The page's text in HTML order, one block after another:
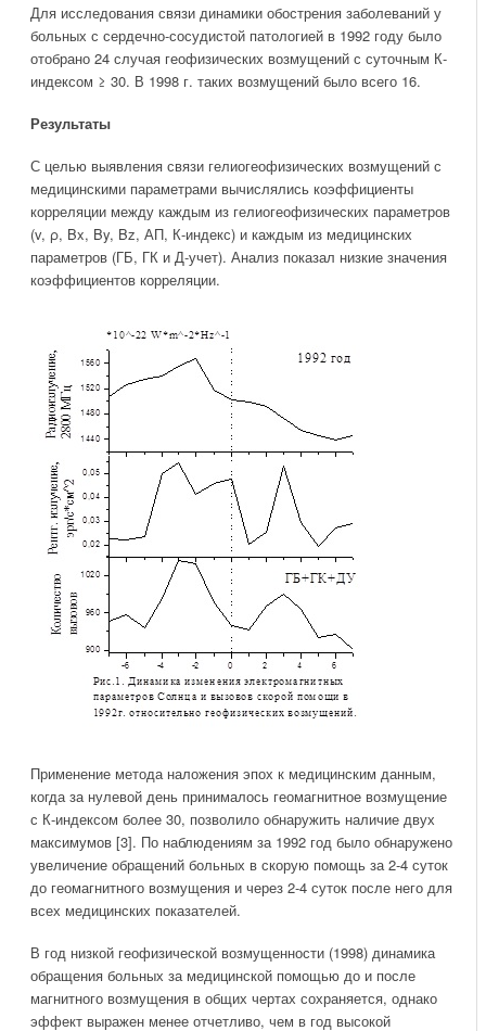
Для исследования связи динамики обострения заболеваний у
больных с сердечно-сосудистой патологией в 1992 году было
отобрано 24 случая геофизических возмущений с суточным К-
индексом ≥ 30. В 1998 г. таких возмущений было всего 16.
Результаты
С целью выявления связи гелиогеофизических возмущений с
медицинскими параметрами вычислялись коэффициенты
корреляции между каждым из гелиогеофизических параметров
(v, ρ, Bx, By, Bz, АП, К-индекс) и каждым из медицинских
параметров (ГБ, ГК и Д-учет). Анализ показал низкие значения
коэффициентов корреляции.
Применение метода наложения эпох к медицинским данным,
когда за нулевой день принималось геомагнитное возмущение
с К-индексом более 30, позволило обнаружить наличие двух
максимумов [3]. По наблюдениям за 1992 год было обнаружено
увеличение обращений больных в скорую помощь за 2-4 суток
до геомагнитного возмущения и через 2-4 суток после него для
всех медицинских показателей.
В год низкой геофизической возмущенности (1998) динамика
обращения больных за медицинской помощью до и после
магнитного возмущения в общих чертах сохраняется, однако
эффект выражен менее отчетливо, чем в год высокой